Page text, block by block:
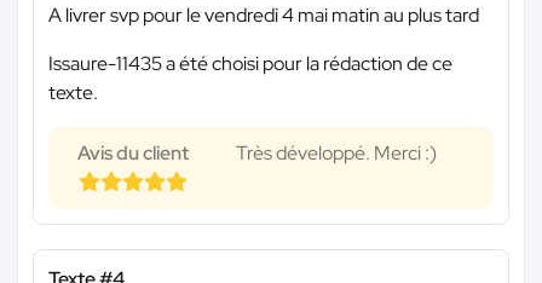
A livrer svp pour le vendredi 4 mai matin au plus tard
Issaure-11435 a été choisi pour la rédaction de ce
texte.
Avis du client Très développé. Merci :)